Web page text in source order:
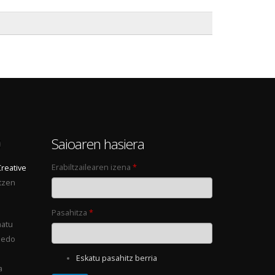
Saioaren hasiera
Erabiltzailearen izena *
Pasahitza *
Eskatu pasahitz berria